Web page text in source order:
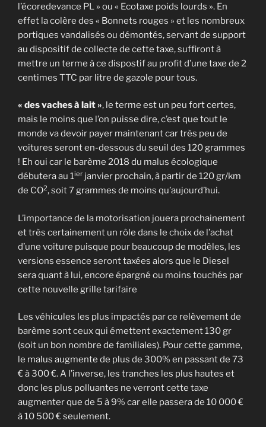
l’écoredevance PL » ou « Ecotaxe poids lourds ». En
effet la colère des « Bonnets rouges » et les nombreux
portiques vandalisés ou démontés, servant de support
au dispositif de collecte de cette taxe, suffiront à
mettre un terme à ce dispostif au profit d’une taxe de 2
centimes TTC par litre de gazole pour tous.
« des vaches à lait », le terme est un peu fort certes,
mais le moins que l’on puisse dire, c’est que tout le
monde va devoir payer maintenant car très peu de
voitures seront en-dessous du seuil des 120 grammes
! Eh oui car le barème 2018 du malus écologique
débutera au 1ier janvier prochain, à partir de 120 gr/km
de CO2, soit 7 grammes de moins qu’aujourd’hui.
L’importance de la motorisation jouera prochainement
et très certainement un rôle dans le choix de l’achat
d’une voiture puisque pour beaucoup de modèles, les
versions essence seront taxées alors que le Diesel
sera quant à lui, encore épargné ou moins touchés par
cette nouvelle grille tarifaire
Les véhicules les plus impactés par ce relèvement de
barème sont ceux qui émettent exactement 130 gr
(soit un bon nombre de familiales). Pour cette gamme,
le malus augmente de plus de 300% en passant de 73
€ à 300 €. A l’inverse, les tranches les plus hautes et
donc les plus polluantes ne verront cette taxe
augmenter que de 5 à 9% car elle passera de 10 000 €
à 10 500 € seulement.